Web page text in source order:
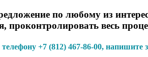
по любому из
проконтролировать весь
+7 (812) 467-86-00,